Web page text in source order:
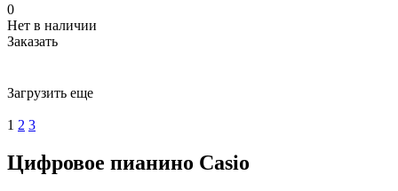
0
Нет в наличии
Заказать
Загрузить еще
1 2 3
Цифровое пианино Casio